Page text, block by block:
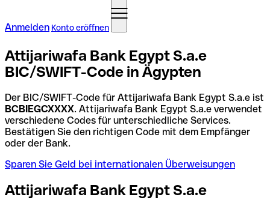
Anmelden Konto eröffnen
Attijariwafa Bank Egypt S.a.e
BIC/SWIFT-Code in Ägypten
Der BIC/SWIFT-Code für Attijariwafa Bank Egypt S.a.e ist
BCBIEGCXXXX. Attijariwafa Bank Egypt S.a.e verwendet
verschiedene Codes für unterschiedliche Services.
Bestätigen Sie den richtigen Code mit dem Empfänger
oder der Bank.
Sparen Sie Geld bei internationalen Überweisungen
Attijariwafa Bank Egypt S.a.e